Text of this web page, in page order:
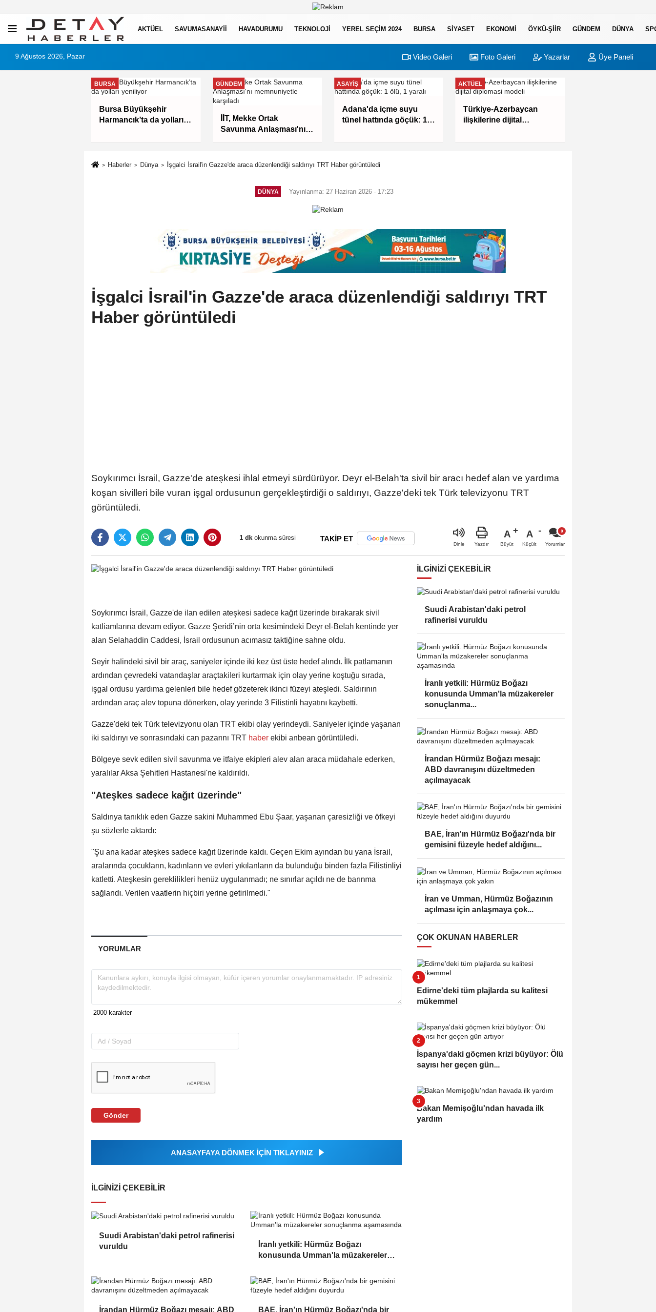
AKTÜEL SAVUMASANAYII HAVADURUMU TEKNOLOJI YEREL SEÇİM 2024 BURSA SIYASET EKONOMI ÖYKÜ-ŞIIR GÜNDEM DÜNYA
9 Ağustos 2026, Pazar Video Galeri Foto Galeri Yazarlar Üye Paneli
BURSA
Bursa Büyükşehir
Harmancık’ta da yolları
GÜNDEM
İİT, Mekke Ortak
Savunma Anlaşması'nı
ASAYIŞ
Adana'da içme suyu
tünel hattında göçük: 1
AKTÜEL
Türkiye-Azerbaycan
ilişkilerine dijital
Haberler Dünya İşgalci İsrail'in Gazze'de araca düzenlendiği saldırıyı TRT Haber görüntüledi
DÜNYA Yayınlanma: 27 Haziran 2026 - 17:23
İşgalci İsrail'in Gazze'de araca düzenlendiği saldırıyı TRT
Haber görüntüledi
Soykırımcı İsrail, Gazze'de ateşkesi ihlal etmeyi sürdürüyor. Deyr el-Belah'ta sivil bir aracı hedef alan ve yardıma
koşan sivilleri bile vuran işgal ordusunun gerçekleştirdiği o saldırıyı, Gazze'deki tek Türk televizyonu TRT
görüntüledi.
1 dk okunma süresi TAKİP ET
Dinle Yazdır
A
Büyüt
A
Küçült Yorumlar
Soykırımcı İsrail, Gazze'de ilan edilen ateşkesi sadece kağıt üzerinde bırakarak sivil
katliamlarına devam ediyor. Gazze Şeridi’nin orta kesimindeki Deyr el-Belah kentinde yer
alan Selahaddin Caddesi, İsrail ordusunun acımasız taktiğine sahne oldu.
Seyir halindeki sivil bir araç, saniyeler içinde iki kez üst üste hedef alındı. İlk patlamanın
ardından çevredeki vatandaşlar araçtakileri kurtarmak için olay yerine koştuğu sırada,
işgal ordusu yardıma gelenleri bile hedef gözeterek ikinci füzeyi ateşledi. Saldırının
ardından araç alev topuna dönerken, olay yerinde 3 Filistinli hayatını kaybetti.
Gazze'deki tek Türk televizyonu olan TRT ekibi olay yerindeydi. Saniyeler içinde yaşanan
iki saldırıyı ve sonrasındaki can pazarını TRT haber ekibi anbean görüntüledi.
Bölgeye sevk edilen sivil savunma ve itfaiye ekipleri alev alan araca müdahale ederken,
yaralılar Aksa Şehitleri Hastanesi'ne kaldırıldı.
"Ateşkes sadece kağıt üzerinde"
Saldırıya tanıklık eden Gazze sakini Muhammed Ebu Şaar, yaşanan çaresizliği ve öfkeyi
şu sözlerle aktardı:
"Şu ana kadar ateşkes sadece kağıt üzerinde kaldı. Geçen Ekim ayından bu yana İsrail,
aralarında çocukların, kadınların ve evleri yıkılanların da bulunduğu binden fazla Filistinliyi
katletti. Ateşkesin gereklilikleri henüz uygulanmadı; ne sınırlar açıldı ne de barınma
sağlandı. Verilen vaatlerin hiçbiri yerine getirilmedi."
YORUMLAR
Gönder
ANASAYFAYA DÖNMEK İÇİN TIKLAYINIZ
İLGINIZI ÇEKEBILIR
Suudi Arabistan'daki petrol rafinerisi
vuruldu
İranlı yetkili: Hürmüz Boğazı
konusunda Umman'la müzakereler
İrandan Hürmüz Boğazı mesajı: ABD BAE, İran'ın Hürmüz Boğazı'nda bir
İLGINIZI ÇEKEBILIR
Suudi Arabistan'daki petrol
rafinerisi vuruldu
İranlı yetkili: Hürmüz Boğazı
konusunda Umman'la müzakereler
sonuçlanma...
İrandan Hürmüz Boğazı mesajı:
ABD davranışını düzeltmeden
açılmayacak
BAE, İran'ın Hürmüz Boğazı'nda bir
gemisini füzeyle hedef aldığını...
İran ve Umman, Hürmüz Boğazının
açılması için anlaşmaya çok...
ÇOK OKUNAN HABERLER
Edirne'deki tüm plajlarda su kalitesi
mükemmel
İspanya'daki göçmen krizi büyüyor: Ölü
sayısı her geçen gün...
Bakan Memişoğlu'ndan havada ilk
yardım